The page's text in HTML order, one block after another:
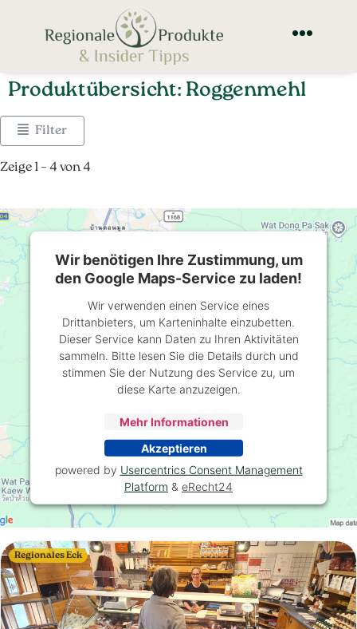
Produktübersicht: Roggenmehl
Filter
Zeige 1 – 4 von 4
Regionales Eck
Wir benötigen Ihre Zustimmung, um
den Google Maps-Service zu laden!
Wir verwenden einen Service eines
Drittanbieters, um Karteninhalte einzubetten.
Dieser Service kann Daten zu Ihren Aktivitäten
sammeln. Bitte lesen Sie die Details durch und
stimmen Sie der Nutzung des Service zu, um
diese Karte anzuzeigen.
Mehr Informationen
Akzeptieren
powered by Usercentrics Consent Management
Platform & eRecht24